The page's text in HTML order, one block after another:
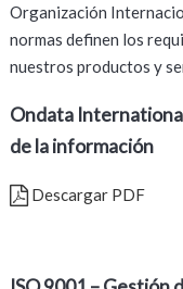
Organización
normas definen los
nuestros productos y
Ondata
de la información
Descargar PDF